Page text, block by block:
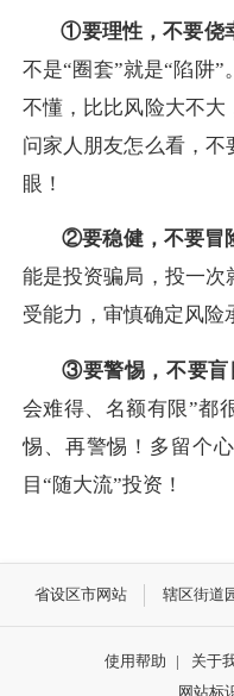
①要理性，不要侥
不是“圈套”就是“陷阱
不懂，比比风险大不大
问家人朋友怎么看，不
眼！
②要稳健，不要冒
能是投资骗局，投一次
受能力，审慎确定风险
③要警惕，不要盲
会难得、名额有限”都
惕、再警惕！多留个
目“随大流”投资！
省设区市网站 辖区街道
使用帮助 | 关于
网站标